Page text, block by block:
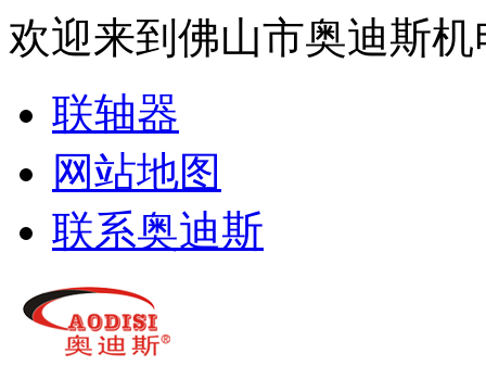
欢迎来到佛山市奥迪斯
联轴器
网站地图
联系奥迪斯